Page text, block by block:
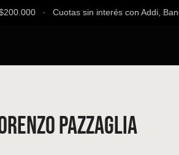
∙ Cuotas sin interés con Addi,
Pazzaglia